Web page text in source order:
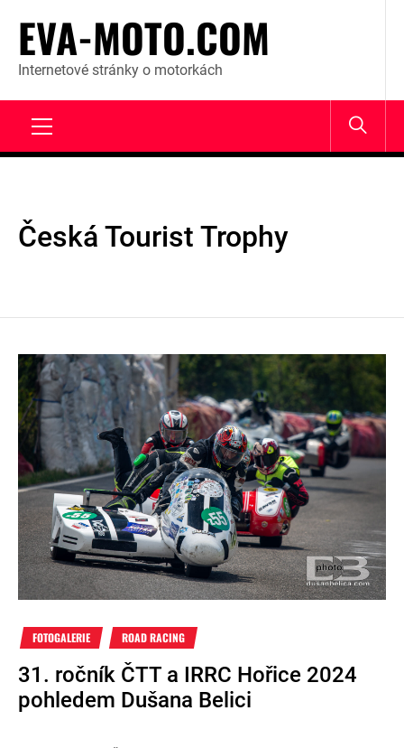
content
EVA-MOTO.COM
Internetové stránky o motorkách
Česká Tourist Trophy
FOTOGALERIE ROAD RACING
31. ročník ČTT a IRRC Hořice 2024
pohledem Dušana Belici